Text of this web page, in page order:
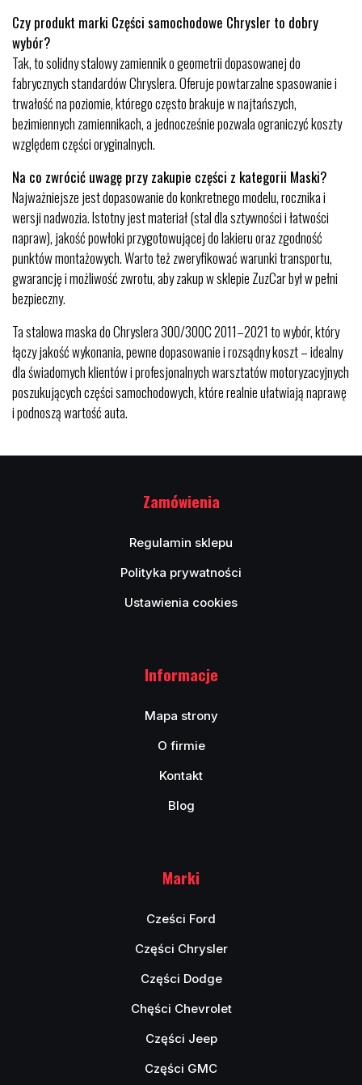
Czy produkt marki Części samochodowe Chrysler to dobry
wybór?
Tak, to solidny stalowy zamiennik o geometrii dopasowanej do
fabrycznych standardów Chryslera. Oferuje powtarzalne spasowanie i
trwałość na poziomie, którego często brakuje w najtańszych,
bezimiennych zamiennikach, a jednocześnie pozwala ograniczyć koszty
względem części oryginalnych.
Na co zwrócić uwagę przy zakupie części z kategorii Maski?
Najważniejsze jest dopasowanie do konkretnego modelu, rocznika i
wersji nadwozia. Istotny jest materiał (stal dla sztywności i łatwości
napraw), jakość powłoki przygotowującej do lakieru oraz zgodność
punktów montażowych. Warto też zweryfikować warunki transportu,
gwarancję i możliwość zwrotu, aby zakup w sklepie ZuzCar był w pełni
bezpieczny.
Ta stalowa maska do Chryslera 300/300C 2011–2021 to wybór, który
łączy jakość wykonania, pewne dopasowanie i rozsądny koszt – idealny
dla świadomych klientów i profesjonalnych warsztatów motoryzacyjnych
poszukujących części samochodowych, które realnie ułatwiają naprawę
i podnoszą wartość auta.
Zamówienia
Regulamin sklepu
Polityka prywatności
Ustawienia cookies
Informacje
Mapa strony
O firmie
Kontakt
Blog
Marki
Cześci Ford
Części Chrysler
Części Dodge
Chęści Chevrolet
Części Jeep
Części GMC